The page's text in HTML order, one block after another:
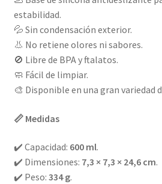
estabilidad.
💦 Sin condensación exterior.
👃 No retiene olores ni sabores.
🚫 Libre de BPA y ftalatos.
🧼 Fácil de limpiar.
🎨 Disponible en una gran variedad
📏 Medidas
✔️ Capacidad: 600 ml.
✔️ Dimensiones: 7,3 × 7,3 × 24,6 cm.
✔️ Peso: 334 g.